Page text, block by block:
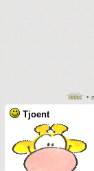
•
Tjoent